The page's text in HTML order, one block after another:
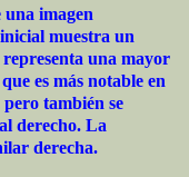
imagen
muestra un
una mayor
es más notable en
también se
derecho. La
derecha.